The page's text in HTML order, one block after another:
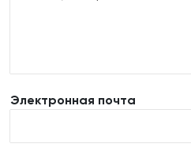
Электронная почта